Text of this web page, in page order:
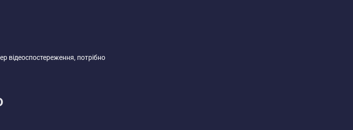
відеоспостереження, потрібно